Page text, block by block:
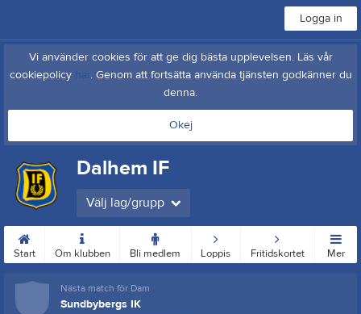
Logga in
Vi använder cookies för att ge dig bästa upplevelsen. Läs vår
cookiepolicy
. Genom att fortsätta använda tjänsten godkänner du
denna.
Okej
Dalhem IF
Välj lag/grupp
Start Om klubben Bli medlem Loppis Fritidskortet Mer
Nästa match för Dam
Sundbybergs IK